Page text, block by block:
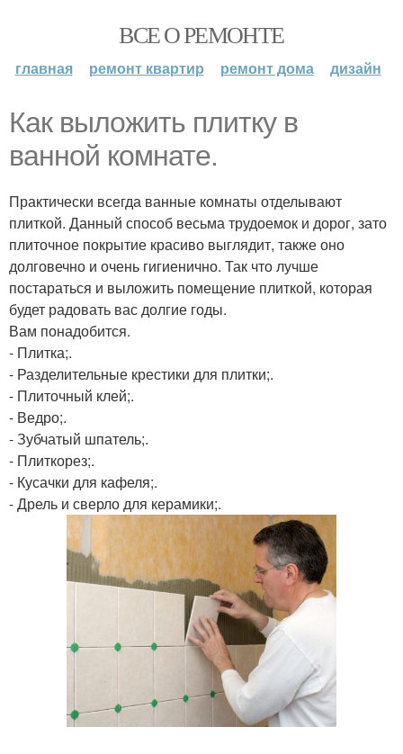
ВСЕ О РЕМОНТЕ
главная ремонт квартир ремонт дома дизайн
Как выложить плитку в
ванной комнате.
Практически всегда ванные комнаты отделывают
плиткой. Данный способ весьма трудоемок и дорог, зато
плиточное покрытие красиво выглядит, также оно
долговечно и очень гигиенично. Так что лучше
постараться и выложить помещение плиткой, которая
будет радовать вас долгие годы.
Вам понадобится.
- Плитка;.
- Разделительные крестики для плитки;.
- Плиточный клей;.
- Ведро;.
- Зубчатый шпатель;.
- Плиткорез;.
- Кусачки для кафеля;.
- Дрель и сверло для керамики;.